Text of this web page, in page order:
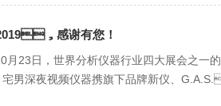
，感谢有您！
月23日，世界分析仪器行业四大展会之
。宅男深夜视频仪器携旗下品牌新仪、